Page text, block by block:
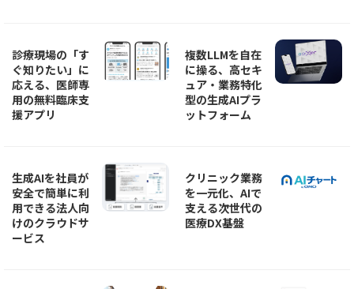
診療現場の「す
ぐ知りたい」に
応える、医師専
用の無料臨床支
援アプリ
複数LLMを自在
に操る、高セキ
ュア・業務特化
型の生成AIプラ
ットフォーム
生成AIを社員が
安全で簡単に利
用できる法人向
けのクラウドサ
ービス
クリニック業務
を一元化、AIで
支える次世代の
医療DX基盤